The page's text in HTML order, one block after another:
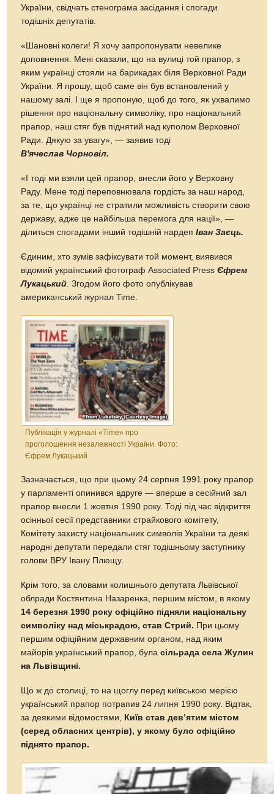
України, свідчать стенограма засідання і спогади
тодішніх депутатів.
«Шановні колеги! Я хочу запропонувати невелике
доповнення. Мені сказали, що на вулиці той прапор, з
яким українці стояли на барикадах біля Верховної Ради
України. Я прошу, щоб саме він був встановлений у
нашому залі. І ще я пропоную, щоб до того, як ухвалимо
рішення про національну символіку, про національний
прапор, наш стяг був піднятий над куполом Верховної
Ради. Дякую за увагу», — заявив тоді
В'ячеслав Чорновіл.
«І тоді ми взяли цей прапор, внесли його у Верховну
Раду. Мене тоді переповнювала гордість за наш народ,
за те, що українці не стратили можливість створити свою
державу, адже це найбільша перемога для нації», —
ділиться спогадами інший тодішній нардепІван Заєць.
Єдиним, хто зумів зафіксувати той момент, виявився
відомий український фотограф Associated PressЄфрем
Лукацький. Згодом його фото опублікував
американський журнал Time.
Публікація у журналі «Time» про
проголошення незалежності України. Фото:
Єфрем Лукацький
Зазначається, що при цьому 24 серпня 1991 року прапор
у парламенті опинився вдруге — вперше в сесійний зал
прапор внесли 1 жовтня 1990 року. Тоді під час відкриття
осінньої сесії представники страйкового комітету,
Комітету захисту національних символів України та деякі
народні депутати передали стяг тодішньому заступнику
голови ВРУ Івану Плющу.
Крім того, за словами колишнього депутата Львівської
облради Костянтина Назаренка, першим містом, в якому
14 березня 1990 року офіційно підняли національну
символіку над міськрадою, став Стрий. При цьому
першим офіційним державним органом, над яким
майорів український прапор, буласільрада села Жулин
на Львівщині.
Що ж до столиці, то на щоглу перед київською мерією
український прапор потрапив 24 липня 1990 року. Відтак,
за деякими відомостями, Київ став дев’ятим містом
(серед обласних центрів), у якому було офіційно
піднято прапор.